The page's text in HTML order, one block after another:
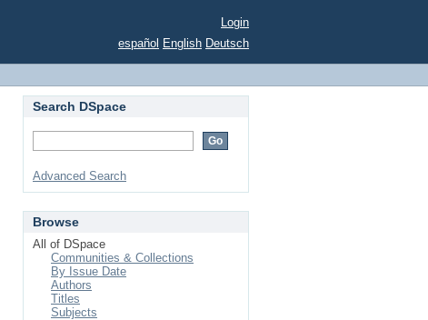
Login
español English Deutsch
Search DSpace
Advanced Search
Browse
All of DSpace
Communities & Collections
By Issue Date
Authors
Titles
Subjects